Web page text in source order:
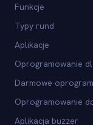
Funkcje
Typy rund
Aplikacje
Oprogramowanie
Darmowe
Oprogramowanie
Aplikacja buzzer